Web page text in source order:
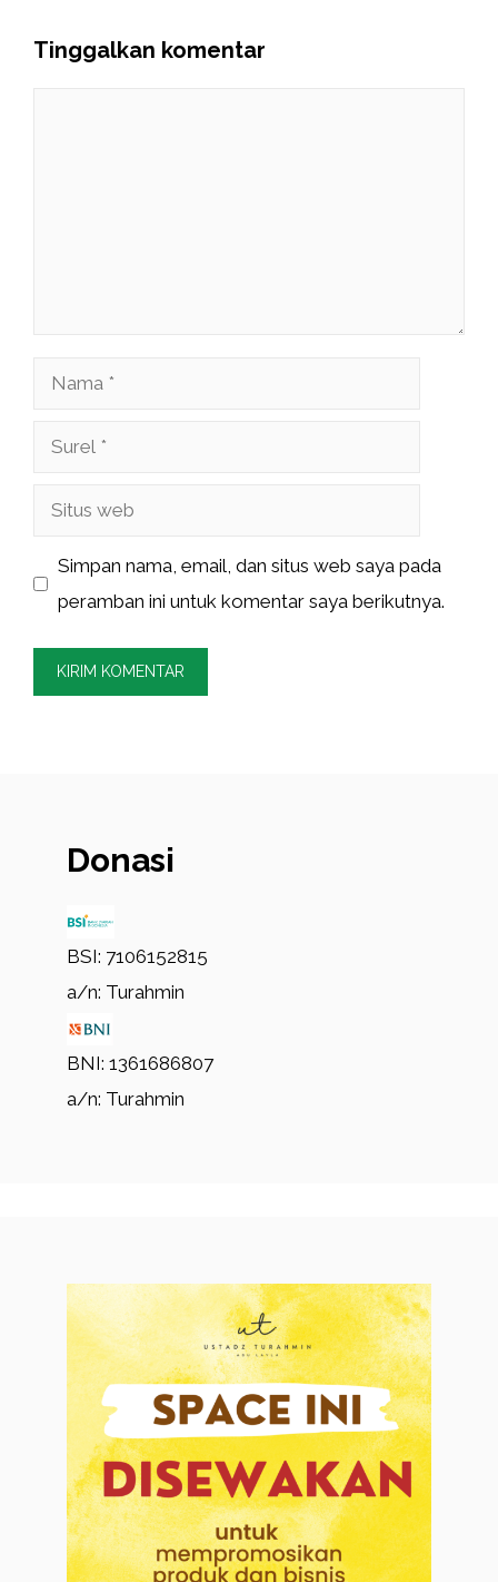
Tinggalkan komentar
Nama
Surel
Situs
Simpan nama, email, dan situs web saya pada
peramban ini untuk komentar saya berikutnya.
Donasi
BSI: 7106152815
a/n: Turahmin
BNI: 1361686807
a/n: Turahmin